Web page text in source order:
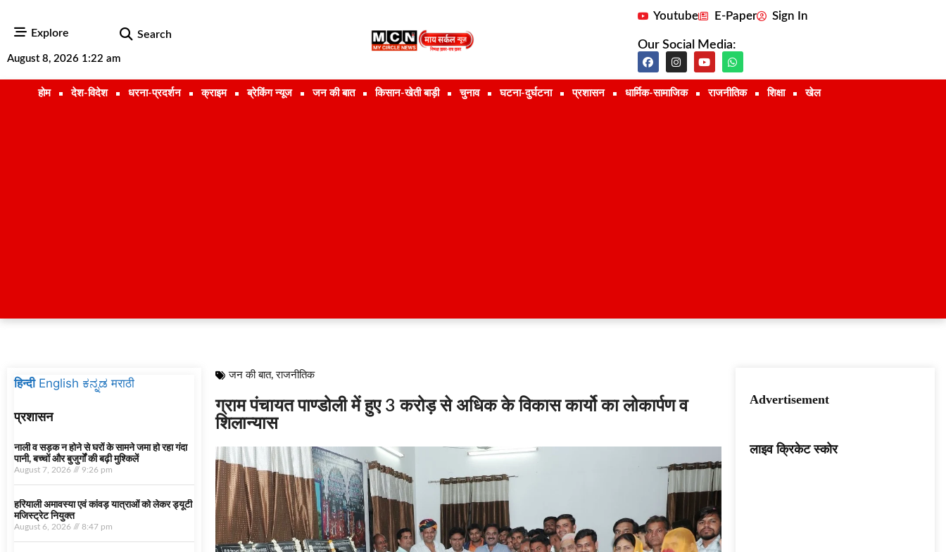
Explore Search
August 8, 2026 1:22 am
Youtube E-Paper Sign In
Our Social Media:
होम देश-विदेश धरना-प्रदर्शन क्राइम ब्रेकिंग न्यूज जन की बात किसान-खेती बाड़ी चुनाव घटना-दुर्घटना प्रशासन धार्मिक-सामाजिक राजनीतिक शिक्षा खेल
हिन्दी English ಕನ್ನಡ मराठी
प्रशासन
नाली व सड़क न होने से घरों के सामने जमा हो रहा गंदा
पानी, बच्चों और बुजुर्गों की बढ़ी मुश्किलें
August 7, 2026 9:26 pm
हरियाली अमावस्या एवं कांवड़ यात्राओं को लेकर ड्यूटी
मजिस्ट्रेट नियुक्त
August 6, 2026 8:47 pm
जन की बात,राजनीतिक
ग्राम पंचायत पाण्डोली में हुए 3 करोड़ से अधिक के विकास कार्यो का लोकार्पण व
शिलान्यास
Advertisement
लाइव क्रिकेट स्कोर